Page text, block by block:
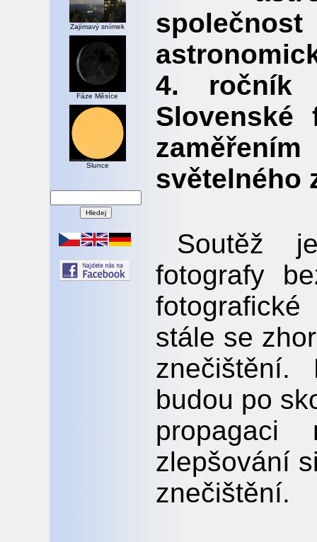
Zajímavý snímek
Fáze Měsíce
Slunce
4. ročník
Slovenské
světelného
Soutěž
fotografy
stále se
znečištění.
budou po
propagaci
zlepšování
znečištění.